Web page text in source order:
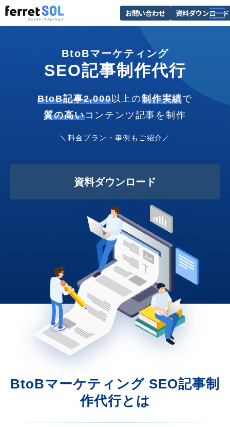
お問い合わせ 資料ダウンロード
サービス一覧
選ばれる理由
導入事例
お役立ち情報
BtoBマーケティング
SEO記事制作代行
BtoB記事2,000以上の制作実績で
質の高いコンテンツ記事を制作
＼料金プラン・事例もご紹介／
資料ダウンロード
BtoBマーケティング SEO記事制
作代行とは